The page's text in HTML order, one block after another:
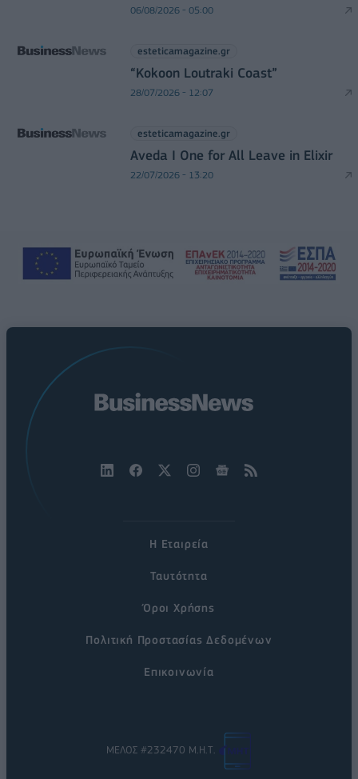
06/08/2026 - 05:00
esteticamagazine.gr
“Kokoon Loutraki Coast”
28/07/2026 - 12:07
esteticamagazine.gr
Aveda I One for All Leave in Elixir
22/07/2026 - 13:20
Η Εταιρεία
Ταυτότητα
Όροι Χρήσης
Πολιτική Προστασίας Δεδομένων
Επικοινωνία
ΜΕΛΟΣ #232470 Μ.Η.Τ.